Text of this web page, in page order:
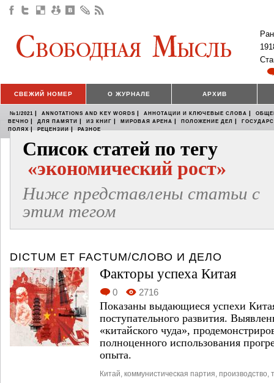
СВЕЖИЙ НОМЕР О ЖУРНАЛЕ АРХИВ
№1/2021 | ANNOTATIONS AND KEY WORDS | АННОТАЦИИ И КЛЮЧЕВЫЕ СЛОВА |
ВЕЧНО | ДЛЯ ПАМЯТИ | ИЗ КНИГ | МИРОВАЯ АРЕНА | ПОЛОЖЕНИЕ ДЕЛ |
ПОЛЯХ | РЕЦЕНЗИИ | РАЗНОЕ
Список статей по тегу
«экономический рост»
Ниже представлены статьи с
этим тегом
DICTUM ET FACTUM/СЛОВО И ДЕЛО
Факторы успеха Китая
0 2716
Показаны выдающиеся успехи
поступательного развития.
«китайского чуда»,
полноценного использования
опыта.
Китай коммунистическая партия производство